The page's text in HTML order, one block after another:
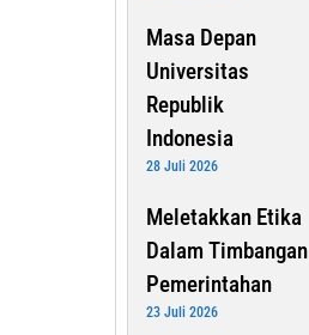
Masa Depan
Universitas
Republik
Indonesia
28 Juli 2026
Meletakkan Etika
Dalam Timbangan
Pemerintahan
23 Juli 2026